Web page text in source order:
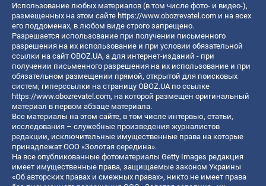
Использование любых материалов (в том числе фото- и видео-),
размещенных на этом сайте https://www.obozrevatel.com и на всех
его поддоменах, в любом виде строго запрещено.
Разрешается использование при получении письменного
разрешения на их использование и при условии обязательной
ссылки на сайт OBOZ.UA, а для интернет-изданий - при
получении письменного разрешения на их использование и при
обязательном размещении прямой, открытой для поисковых
систем, гиперссылки на страницу OBOZ.UA по ссылке
https://www.obozrevatel.com, на которой размещен оригинальный
материал в первом абзаце материала.
Все материалы на этом сайте, в том числе интервью, статьи,
исследования – служебные произведения журналистов
редакции, исключительные имущественные права на которые
принадлежат ООО «Золотая середина».
На все опубликованные фотоматериалы Getty Images редакция
имеет имущественные права, защищаемые законом Украины
«Об авторских правах и смежных правах», никто не имеет права